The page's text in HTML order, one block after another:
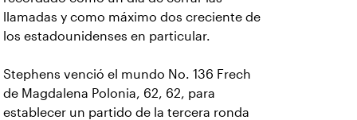
llamadas y como máximo dos creciente de
los estadounidenses en particular.
Stephens venció el mundo No. 136 Frech
de Magdalena Polonia, 62, 62, para
establecer un partido de la tercera ronda